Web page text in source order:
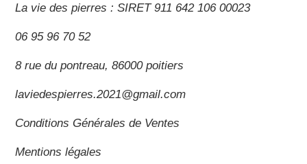
La vie des pierres : SIRET 911 642 106 00023
06 95 96 70 52
8 rue du pontreau, 86000 poitiers
laviedespierres.2021@gmail.com
Conditions Générales de Ventes
Mentions légales